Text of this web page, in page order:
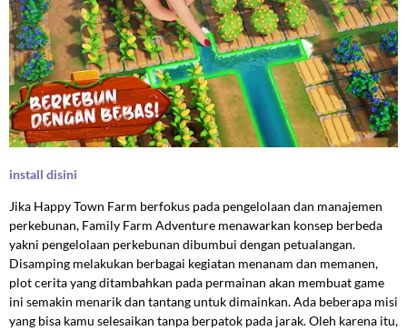
install disini
Jika Happy Town Farm berfokus pada pengelolaan dan manajemen
perkebunan, Family Farm Adventure menawarkan konsep berbeda
yakni pengelolaan perkebunan dibumbui dengan petualangan.
Disamping melakukan berbagai kegiatan menanam dan memanen,
plot cerita yang ditambahkan pada permainan akan membuat game
ini semakin menarik dan tantang untuk dimainkan. Ada beberapa misi
yang bisa kamu selesaikan tanpa berpatok pada jarak. Oleh karena itu,